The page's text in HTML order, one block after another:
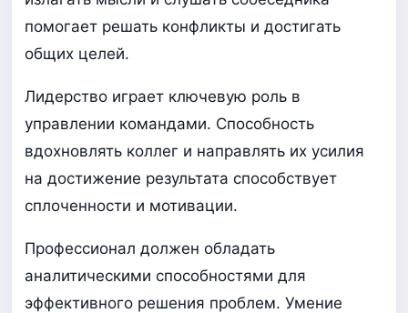
помогает решать конфликты и достигать
общих целей.
Лидерство играет ключевую роль в
управлении командами. Способность
вдохновлять коллег и направлять их усилия
на достижение результата способствует
сплоченности и мотивации.
Профессионал должен обладать
аналитическими способностями для
эффективного решения проблем. Умение